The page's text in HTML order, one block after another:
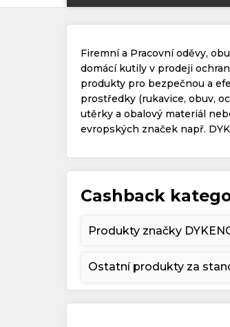
Firemní a Pracovní oděvy,
domácí kutily v prodeji
produkty pro bezpečnou a
prostředky (rukavice, obuv,
utěrky a obalový materiál
evropských značek např.
Cashback
Produkty značky
Ostatní produkty za